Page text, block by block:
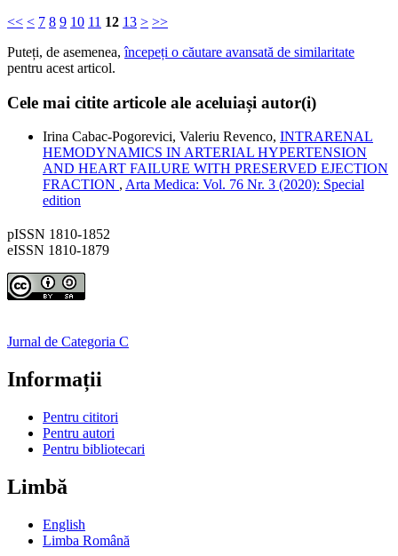
<< < 7 8 9 10 11 12 13 > >>
Puteți, de asemenea,începeți o căutare avansată de similaritate
pentru acest articol.
Cele mai citite articole ale aceluiași autor(i)
Irina Cabac-Pogorevici, Valeriu Revenco, INTRARENAL
HEMODYNAMICS IN ARTERIAL HYPERTENSION
AND HEART FAILURE WITH PRESERVED EJECTION
FRACTION , Arta Medica: Vol. 76 Nr. 3 (2020): Special
edition
pISSN 1810-1852
eISSN 1810-1879
Jurnal de Categoria C
Informații
Pentru cititori
Pentru autori
Pentru bibliotecari
Limbă
English
Limba Română